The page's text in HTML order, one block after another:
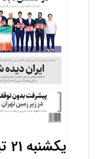
یکشنبه 21 تیر1405